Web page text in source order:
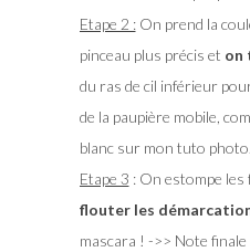
Etape 2 :On prend la
pinceau plus précis et on
du ras de cil inférieur
de la paupière mobile,
blanc sur mon tuto photo.
Etape 3 : On estompe
flouter les
mascara ! ->> Note finale